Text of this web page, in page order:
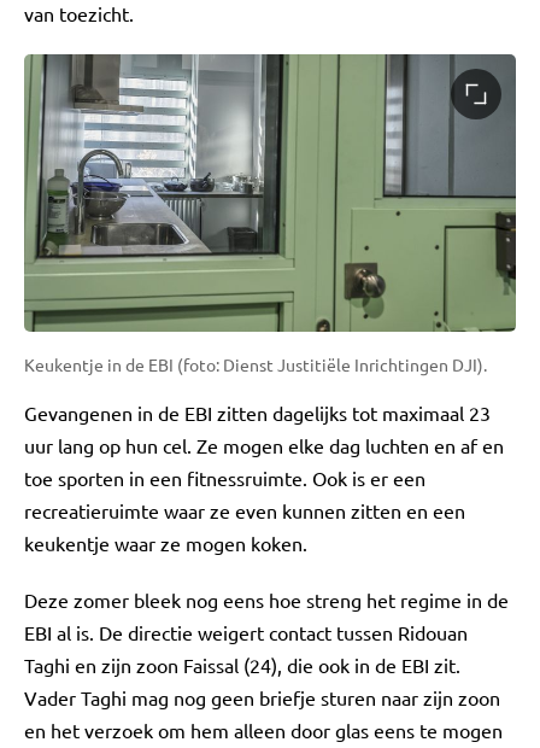
van toezicht.
Keukentje in de EBI (foto: Dienst Justitiële Inrichtingen DJI).
Gevangenen in de EBI zitten dagelijks tot maximaal 23
uur lang op hun cel. Ze mogen elke dag luchten en af en
toe sporten in een fitnessruimte. Ook is er een
recreatieruimte waar ze even kunnen zitten en een
keukentje waar ze mogen koken.
Deze zomer bleek nog eens hoe streng het regime in de
EBI al is. De directie weigert contact tussen Ridouan
Taghi en zijn zoon Faissal (24), die ook in de EBI zit.
Vader Taghi mag nog geen briefje sturen naar zijn zoon
en het verzoek om hem alleen door glas eens te mogen